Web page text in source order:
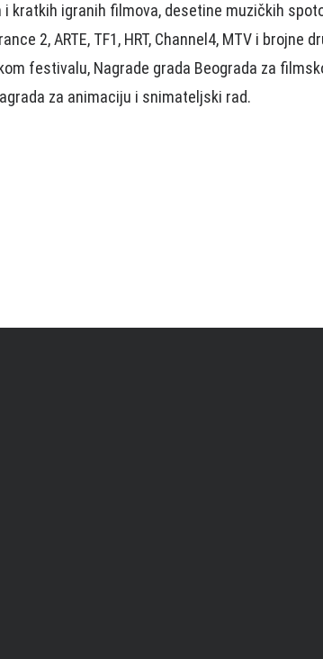
kratkih igranih filmova, desetine muzičkih
2, ARTE, TF1, HRT, Channel4, MTV i brojne
festivalu, Nagrade grada Beograda za
za animaciju i snimateljski rad.